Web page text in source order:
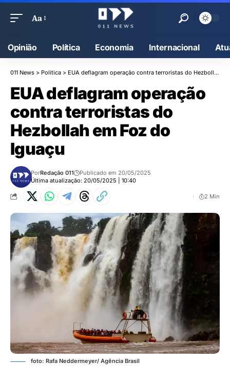
Aa
Opinião Política Economia Internacional
011 News > Política > EUA deflagram operação contra terroristas do Hezbollah em Foz do Iguaçu
EUA deflagram operação
contra terroristas do
Hezbollah em Foz do
Iguaçu
Última atualização: 20/05/2025 | 10:40
PorRedação 011 Publicado em 20/05/2025
2 Min
foto: Rafa Neddermeyer/ Agência Brasil